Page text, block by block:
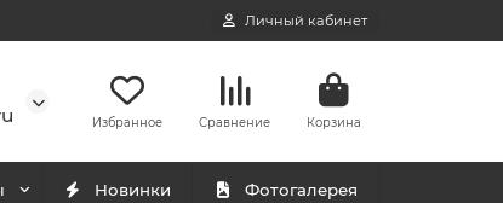
Личный кабинет
Избранное Сравнение Корзина
Новинки Фотогалерея